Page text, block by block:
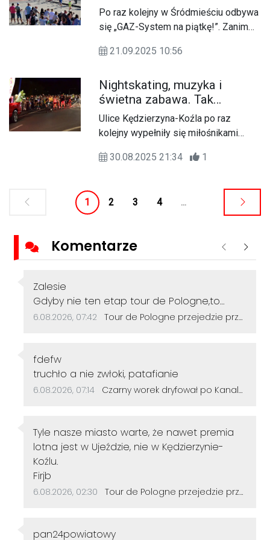
podczas GAZ-System na
piątkę! rozgrzały publiczność
Po raz kolejny w Śródmieściu odbywa
się „GAZ-System na piątkę!”. Zanim
na dystansie 5 kilometrów ścigały się
21.09.2025 10:56
Nightskating, muzyka i
świetna zabawa. Tak
pożegnaliśmy wakacje na
rolkach! FOTOREPORTAŻ
Ulice Kędzierzyna-Koźla po raz
kolejny wypełniły się miłośnikami
zarazem ostatni w tym roku
30.08.2025 21:34 1
1 2 3 4 ...
Komentarze Poprzednie
Autor komentarza:
Zalesie
Treść komentarza:
Gdyby nie ten etap tour de Pologne,to
droga w Lichyni dalej straszyła by dziurami
Data dodania komentarza:
6.08.2026, 07:42 Źródło komentarza:
Tour de Pologne przejedzie przez Sławięcice. Kierowców czekają czasowe utrudnienia
Autor komentarza:
fdefw
Treść komentarza:
truchło a nie zwłoki, patafianie
Data dodania komentarza:
6.08.2026, 07:14 Źródło komentarza:
Czarny worek dryfował po Kanale Gliwickim. W środku znaleziono zwłoki psa
Autor komentarza:
Tyle nasze miasto warte, że nawet premia
lotna jest w Ujeździe, nie w Kędzierzynie-
Koźlu.
Treść komentarza:
Firjb
Data dodania komentarza:
6.08.2026, 02:30 Źródło komentarza:
Tour de Pologne przejedzie przez Sławięcice. Kierowców czekają czasowe utrudnienia
Autor komentarza:
pan24powiatowy